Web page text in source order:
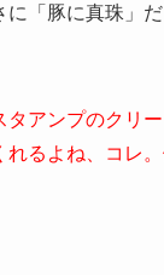
「豚に真珠」
タアンプのクリ
るよね、コレ。